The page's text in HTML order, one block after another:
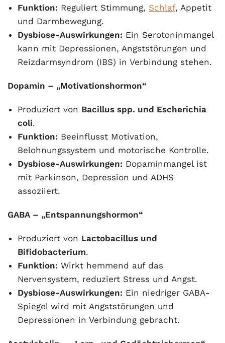
Funktion: Reguliert Stimmung, Schlaf, Appetit
und Darmbewegung.
Dysbiose-Auswirkungen: Ein Serotoninmangel
kann mit Depressionen, Angststörungen und
Reizdarmsyndrom (IBS) in Verbindung stehen.
Dopamin – „Motivationshormon“
Produziert von Bacillus spp. und Escherichia
coli.
Funktion: Beeinflusst Motivation,
Belohnungssystem und motorische Kontrolle.
Dysbiose-Auswirkungen: Dopaminmangel ist
mit Parkinson, Depression und ADHS
assoziiert.
GABA – „Entspannungshormon“
Produziert von Lactobacillus und
Bifidobacterium.
Funktion: Wirkt hemmend auf das
Nervensystem, reduziert Stress und Angst.
Dysbiose-Auswirkungen: Ein niedriger GABA-
Spiegel wird mit Angststörungen und
Depressionen in Verbindung gebracht.